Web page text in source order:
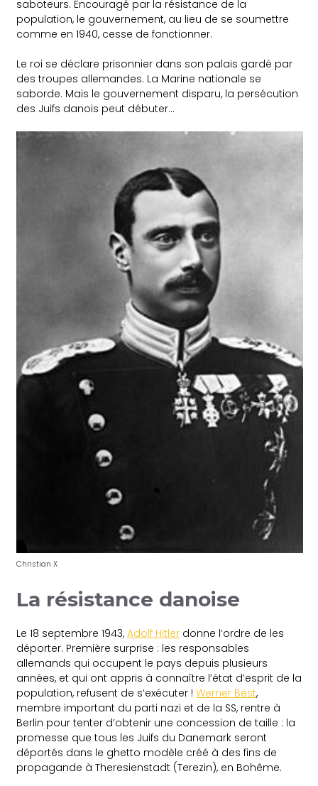
saboteurs. Encouragé par la résistance de la
population, le gouvernement, au lieu de se soumettre
comme en 1940, cesse de fonctionner.
Le roi se déclare prisonnier dans son palais gardé par
des troupes allemandes. La Marine nationale se
saborde. Mais le gouvernement disparu, la persécution
des Juifs danois peut débuter…
Christian X
La résistance danoise
Le 18 septembre 1943,Adolf Hitler donne l’ordre de les
déporter. Première surprise : les responsables
allemands qui occupent le pays depuis plusieurs
années, et qui ont appris à connaître l’état d’esprit de la
population, refusent de s’exécuter !Werner Best,
membre important du parti nazi et de la SS, rentre à
Berlin pour tenter d’obtenir une concession de taille : la
promesse que tous les Juifs du Danemark seront
déportés dans le ghetto modèle créé à des fins de
propagande à Theresienstadt (Terezin), en Bohême.